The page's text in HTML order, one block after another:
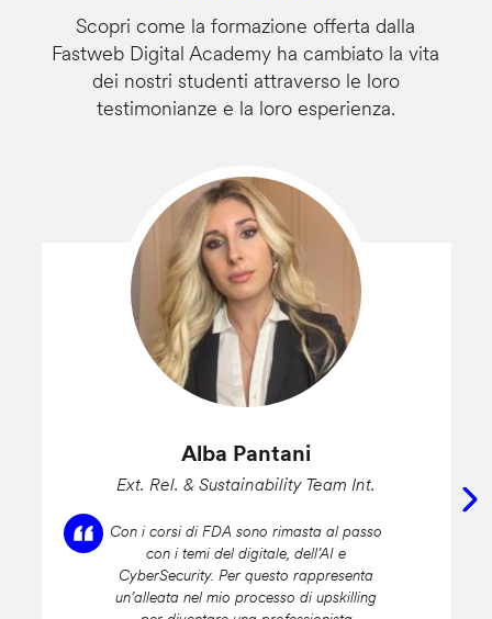
Scopri come la formazione offerta dalla
Fastweb Digital Academy ha cambiato la vita
dei nostri studenti attraverso le loro
testimonianze e la loro esperienza.
Alba Pantani
Ext. Rel. & Sustainability Team Int.
Con i corsi di FDA sono rimasta al passo
con i temi del digitale, dell’AI e
CyberSecurity. Per questo rappresenta
un’alleata nel mio processo di upskilling